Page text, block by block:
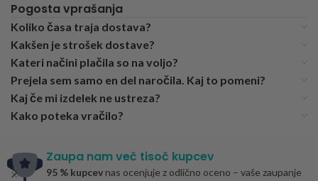
Pogosta vprašanja
Koliko časa traja dostava?
Kakšen je strošek dostave?
Kateri načini plačila so na voljo?
Prejela sem samo en del naročila. Kaj to pomeni?
Kaj če mi izdelek ne ustreza?
Kako poteka vračilo?
Zaupa nam več tisoč kupcev
95 % kupcev nas ocenjuje z odlično oceno – vaše zaupanje